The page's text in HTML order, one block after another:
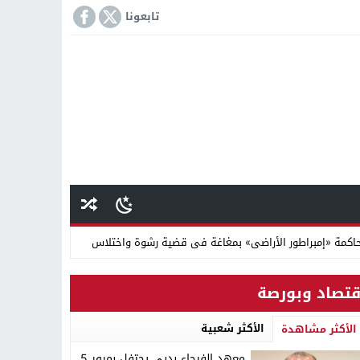
تابعونا
«إمبراطور الأراضى» بمغاغة فى قضية رشوة واختلاس
دينية سودانية
وبورصة
الأكثر مشاهدة الأكثر شعبية